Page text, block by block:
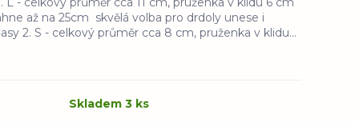
až na 25cm skvělá volba pro drdoly unese i
2. S - celkový průměr cca 8 cm, pruženka v klidu...
Skladem 3 ks